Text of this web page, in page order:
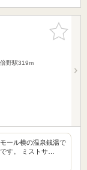
お気に入
りに追加
野駅319m
ール横の温泉銭湯で
す。 ミストサ…